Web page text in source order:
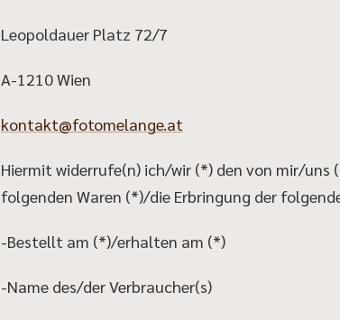
Leopoldauer Platz 72/7
A-1210 Wien
kontakt@fotomelange.at
Hiermit widerrufe(n) ich/wir (*) den von mir/uns
folgenden Waren (*)/die Erbringung der
-Bestellt am (*)/erhalten am (*)
-Name des/der Verbraucher(s)